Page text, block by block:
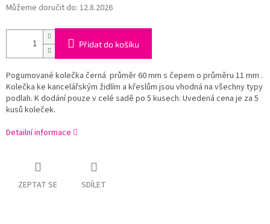
Můžeme doručit do: 12.8.2026
Přidat do košíku
Pogumované kolečka černá průměr 60 mm s čepem o průměru 11 mm .
Kolečka ke kancelářským židlím a křeslům jsou vhodná na všechny typy
podlah. K dodání pouze v celé sadě po 5 kusech. Uvedená cena je za 5
kusů koleček.
Detailní informace
ZEPTAT SE SDÍLET